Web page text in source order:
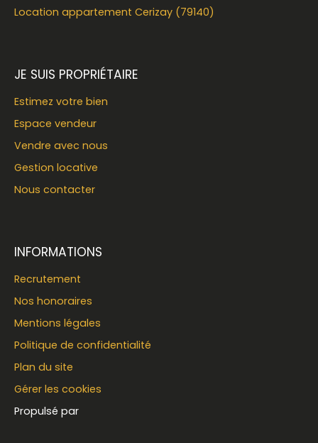
Location appartement Cerizay (79140)
JE SUIS PROPRIÉTAIRE
Estimez votre bien
Espace vendeur
Vendre avec nous
Gestion locative
Nous contacter
INFORMATIONS
Recrutement
Nos honoraires
Mentions légales
Politique de confidentialité
Plan du site
Gérer les cookies
Propulsé par